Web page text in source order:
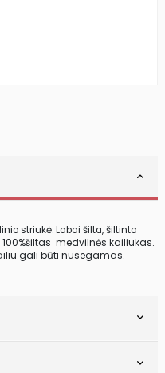
striukė. Labai šilta, šiltinta
medvilnės kailiukas.
gali būti nusegamas.